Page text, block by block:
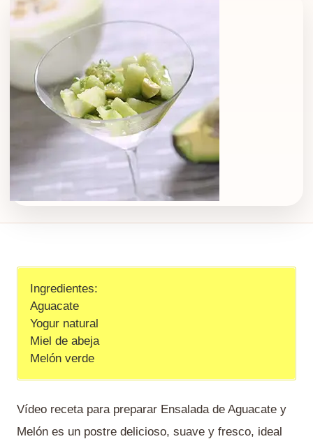
Ingredientes:
Aguacate
Yogur natural
Miel de abeja
Melón verde
Vídeo receta para preparar Ensalada de Aguacate y
Melón es un postre delicioso, suave y fresco, ideal